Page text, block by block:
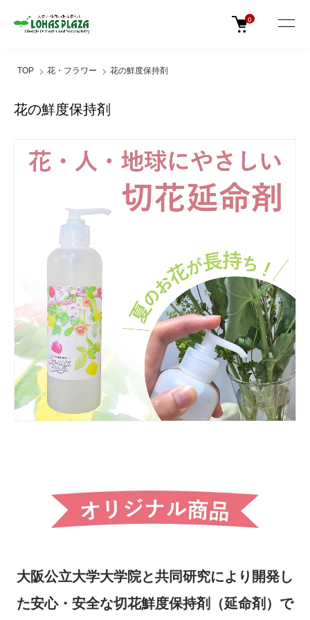
0
TOP 花・フラワー 花の鮮度保持剤
花の鮮度保持剤
大阪公立大学大学院と共同研究により開発し
た安心・安全な切花鮮度保持剤（延命剤）で